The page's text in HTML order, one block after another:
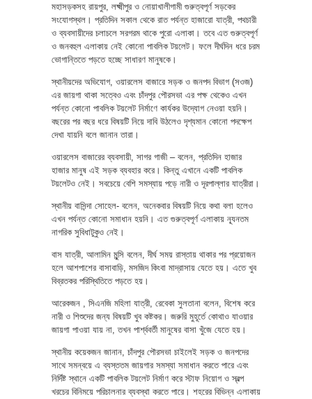
মহাসড়কসহ রায়পুর, লক্ষ্মীপুর ও নোয়াখালীগামী গুরুত্বপূর্ণ সড়কের
সংযোগস্থল। প্রতিদিন সকাল থেকে রাত পর্যন্ত হাজারো যাত্রী, পথচারী
ও ব্যবসায়ীদের চলাচলে সরগরম থাকে পুরো এলাকা। তবে এত গুরুত্বপূর্ণ
ও জনবহুল এলাকায় নেই কোনো পাবলিক টয়লেট। ফলে দীর্ঘদিন ধরে চরম
ভোগান্তিতে পড়তে হচ্ছে সাধারণ মানুষকে।
স্থানীয়দের অভিযোগ, ওয়ারলেস বাজারে সড়ক ও জনপদ বিভাগ (সওজ)
এর জায়গা থাকা সত্বেও এবং চাঁদপুর পৌরসভা এর পক্ষ থেকেও এখন
পর্যন্ত কোনো পাবলিক টয়লেট নির্মাণে কার্যকর উদ্যোগ নেওয়া হয়নি।
বছরের পর বছর ধরে বিষয়টি নিয়ে দাবি উঠলেও দৃশ্যমান কোনো পদক্ষেপ
দেখা যায়নি বলে জানান তারা।
ওয়ারলেস বাজারের ব্যবসায়ী, সাগর গাজী – বলেন, প্রতিদিন হাজার
হাজার মানুষ এই সড়ক ব্যবহার করে। কিন্তু এখানে একটি পাবলিক
টয়লেটও নেই। সবচেয়ে বেশি সমস্যায় পড়ে নারী ও দূরপাল্লার যাত্রীরা।
স্থানীয় বাসিন্দা সোহেল- বলেন, অনেকবার বিষয়টি নিয়ে কথা বলা হলেও
এখন পর্যন্ত কোনো সমাধান হয়নি। এত গুরুত্বপূর্ণ এলাকায় ন্যূনতম
নাগরিক সুবিধাটুকুও নেই।
বাস যাত্রী, আলামিন মুন্সি বলেন, দীর্ঘ সময় রাস্তায় থাকার পর প্রয়োজন
হলে আশপাশের বাসাবাড়ি, মসজিদ কিংবা মাদ্রাসায় যেতে হয়। এতে খুব
বিব্রতকর পরিস্থিতিতে পড়তে হয়।
আরেকজন , সিএনজি মহিলা যাত্রী, রেবেকা সুলতানা বলেন, বিশেষ করে
নারী ও শিশুদের জন্য বিষয়টি খুব কষ্টকর। জরুরি মুহূর্তে কোথাও যাওয়ার
জায়গা পাওয়া যায় না, তখন পার্শ্ববর্তী মানুষের বাসা খুঁজে যেতে হয়।
স্থানীয় কয়েকজন জানান, চাঁদপুর পৌরসভা চাইলেই সড়ক ও জনপদের
সাথে সমন্বয়ে এ ব্যস্ততম জায়গার সমস্যা সমাধান করতে পারে এবং
নির্দিষ্ট স্থানে একটি পাবলিক টয়লেট নির্মাণ করে স্টাফ নিয়োগ ও স্বল্প
খরচের বিনিময়ে পরিচালনার ব্যবস্থা করতে পারে। শহরের বিভিন্ন এলাকায়